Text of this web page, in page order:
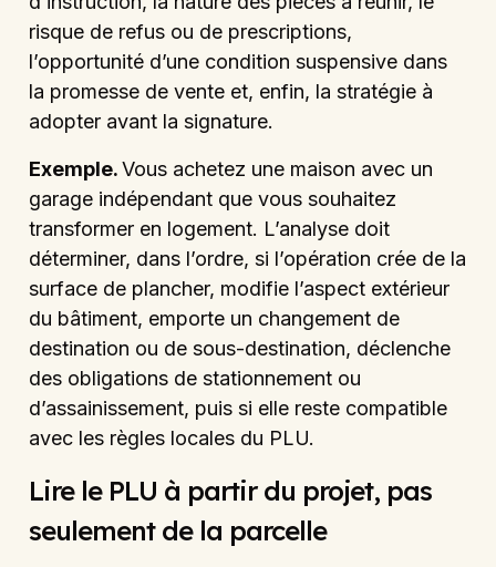
risque de refus ou de prescriptions,
l’opportunité d’une condition suspensive dans
la promesse de vente et, enfin, la stratégie à
adopter avant la signature.
Exemple.Vous achetez une maison avec un
garage indépendant que vous souhaitez
transformer en logement. L’analyse doit
déterminer, dans l’ordre, si l’opération crée de la
surface de plancher, modifie l’aspect extérieur
du bâtiment, emporte un changement de
destination ou de sous-destination, déclenche
des obligations de stationnement ou
d’assainissement, puis si elle reste compatible
avec les règles locales du PLU.
Lire le PLU à partir du projet, pas
seulement de la parcelle